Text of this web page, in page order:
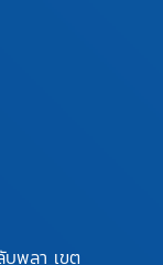
พลา เขต